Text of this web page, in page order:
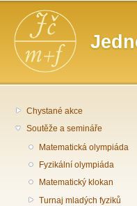
Hlavní menu
Chystané akce
Soutěže a semináře
Matematická olympiáda
Fyzikální olympiáda
Matematický klokan
Turnaj mladých fyziků